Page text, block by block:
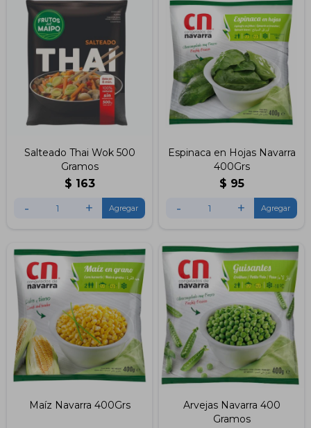
Salteado Thai Wok 500
Gramos
$ 163
- +
Espinaca en Hojas Navarra
400Grs
$ 95
- +
Maíz Navarra 400Grs
Arvejas Navarra 400
Gramos